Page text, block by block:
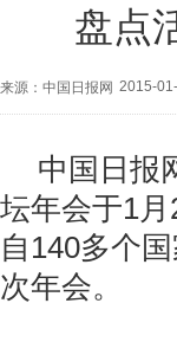
盘点
来源：中国日报网 2015-
中国日报
坛年会于1
自140多个
次年会。